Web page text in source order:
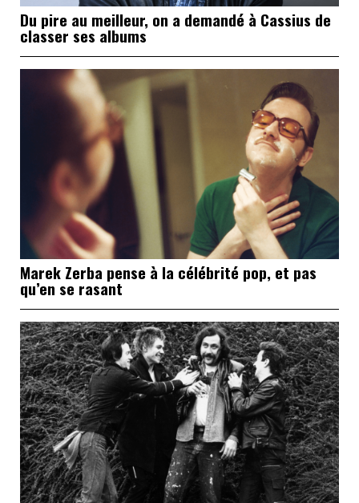
Du pire au meilleur, on a demandé à Cassius de
classer ses albums
Marek Zerba pense à la célébrité pop, et pas
qu’en se rasant